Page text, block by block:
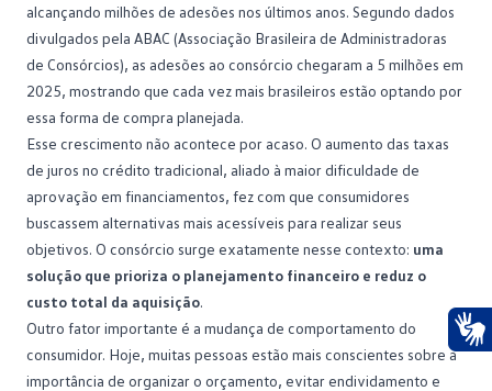
alcançando milhões de adesões nos últimos anos. Segundo dados
divulgados pela ABAC (Associação Brasileira de Administradoras
de Consórcios), as adesões ao consórcio chegaram a 5 milhões em
2025, mostrando que cada vez mais brasileiros estão optando por
essa forma de compra planejada.
Esse crescimento não acontece por acaso. O aumento das taxas
de juros no crédito tradicional, aliado à maior dificuldade de
aprovação em financiamentos, fez com que consumidores
buscassem alternativas mais acessíveis para realizar seus
objetivos. O consórcio surge exatamente nesse contexto: uma
solução que prioriza o planejamento financeiro e reduz o
custo total da aquisição.
Outro fator importante é a mudança de comportamento do
consumidor. Hoje, muitas pessoas estão mais conscientes sobre a
importância de organizar o orçamento, evitar endividamento e